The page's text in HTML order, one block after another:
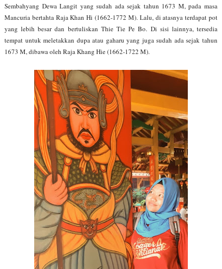
Sembahyang Dewa Langit yang sudah ada sejak tahun 1673 M, pada masa
Mancuria bertahta Raja Khan Hi (1662-1772 M). Lalu, di atasnya terdapat pot
yang lebih besar dan bertuliskan Thie Tie Pe Bo. Di sisi lainnya, tersedia
tempat untuk meletakkan dupa atau gaharu yang juga sudah ada sejak tahun
1673 M, dibawa oleh Raja Khang Hie (1662-1722 M).